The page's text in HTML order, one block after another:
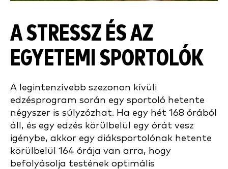
A STRESSZ ÉS AZ
EGYETEMI SPORTOLÓK
A legintenzívebb szezonon kívüli
edzésprogram során egy sportoló hetente
négyszer is súlyzózhat. Ha egy hét 168 órából
áll, és egy edzés körülbelül egy órát vesz
igénybe, akkor egy diáksportolónak hetente
körülbelül 164 órája van arra, hogy
befolyásolja testének optimális